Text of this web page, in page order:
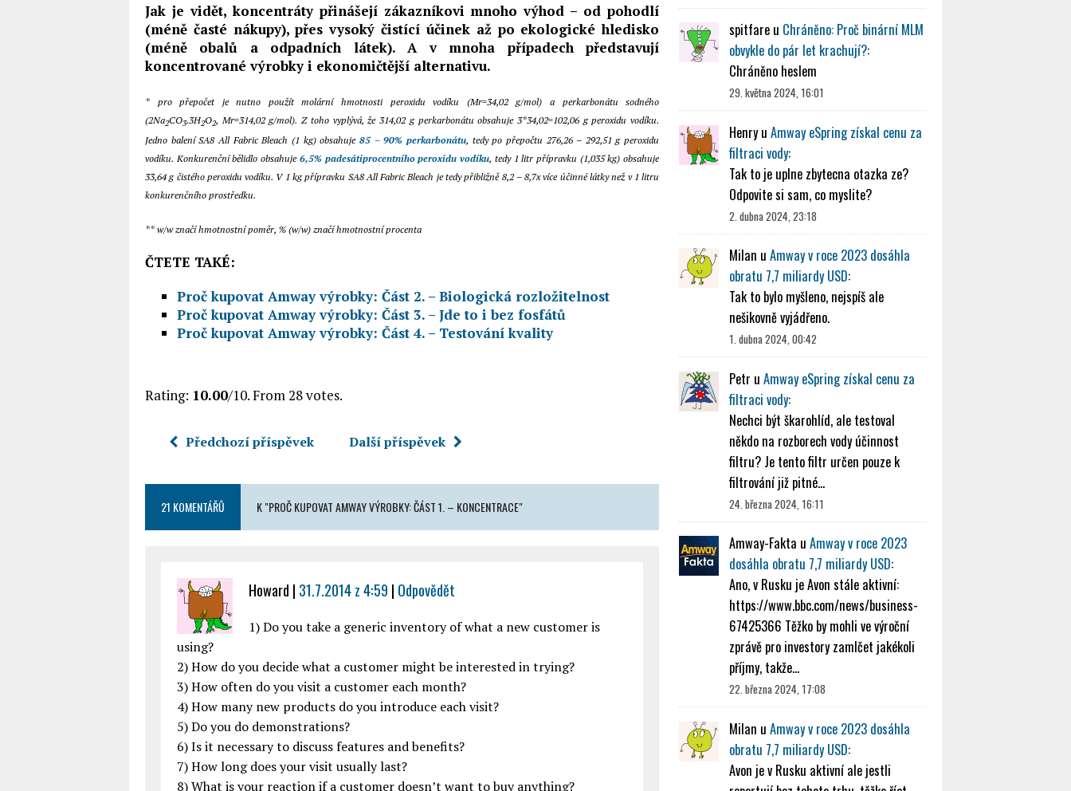
Jak je vidět, koncentráty přinášejí zákazníkovi mnoho výhod – od pohodlí
(méně časté nákupy), přes vysoký čistící účinek až po ekologické hledisko
(méně obalů a odpadních látek). A v mnoha případech představují
koncentrované výrobky i ekonomičtější alternativu.
* pro přepočet je nutno použít molární hmotnosti peroxidu vodíku (Mr=34,02 g/mol) a perkarbonátu sodného
(2Na2CO3.3H2O2, Mr=314,02 g/mol). Z toho vyplývá, že 314,02 g perkarbonátu obsahuje 3*34,02=102,06 g peroxidu vodíku.
Jedno balení SA8 All Fabric Bleach (1 kg) obsahuje 85 – 90% perkarbonátu, tedy po přepočtu 276,26 – 292,51 g peroxidu
vodíku. Konkurenční bělidlo obsahuje 6,5% padesátiprocentního peroxidu vodíku, tedy 1 litr přípravku (1,035 kg) obsahuje
33,64 g čistého peroxidu vodíku. V 1 kg přípravku SA8 All Fabric Bleach je tedy přibližně 8,2 – 8,7x více účinné látky než v 1 litru
konkurenčního prostředku.
** w/w značí hmotnostní poměr, % (w/w) značí hmotnostní procenta
ČTETE TAKÉ:
Proč kupovat Amway výrobky: Část 2. – Biologická rozložitelnost
Proč kupovat Amway výrobky: Část 3. – Jde to i bez fosfátů
Proč kupovat Amway výrobky: Část 4. – Testování kvality
Rating: 10.00/10. From 28 votes.
Předchozí příspěvek Další příspěvek
21 KOMENTÁŘŮ K "PROČ KUPOVAT AMWAY VÝROBKY: ČÁST 1. – KONCENTRACE"
Howard | 31.7.2014 z 4:59 | Odpovědět
1) Do you take a generic inventory of what a new customer is
using?
2) How do you decide what a customer might be interested in trying?
3) How often do you visit a customer each month?
4) How many new products do you introduce each visit?
5) Do you do demonstrations?
6) Is it necessary to discuss features and benefits?
7) How long does your visit usually last?
8) What is your reaction if a customer doesn’t want to buy anything?
spitfareu Chráněno: Proč binární MLM
obvykle do pár let krachují?:
Chráněno heslem
29. května 2024, 16:01
Henryu Amway eSpring získal cenu za
filtraci vody:
Tak to je uplne zbytecna otazka ze?
Odpovite si sam, co myslite?
2. dubna 2024, 23:18
Milan u Amway v roce 2023 dosáhla
obratu 7,7 miliardy USD:
Tak to bylo myšleno, nejspíš ale
nešikovně vyjádřeno.
1. dubna 2024, 00:42
Petr u Amway eSpring získal cenu za
filtraci vody:
Nechci být škarohlíd, ale testoval
někdo na rozborech vody účinnost
filtru? Je tento filtr určen pouze k
filtrování již pitné…
24. března 2024, 16:11
Amway-Fakta u Amway v roce 2023
dosáhla obratu 7,7 miliardy USD:
Ano, v Rusku je Avon stále aktivní:
https://www.bbc.com/news/business-
67425366 Těžko by mohli ve výroční
zprávě pro investory zamlčet jakékoli
příjmy, takže…
22. března 2024, 17:08
Milan u Amway v roce 2023 dosáhla
obratu 7,7 miliardy USD:
Avon je v Rusku aktivní ale jestli